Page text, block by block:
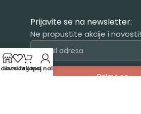
Prijavite se na newsletter:
Ne propustite akcije i novosti!
Prijavi se
Lista željaKorpaMoj nalog